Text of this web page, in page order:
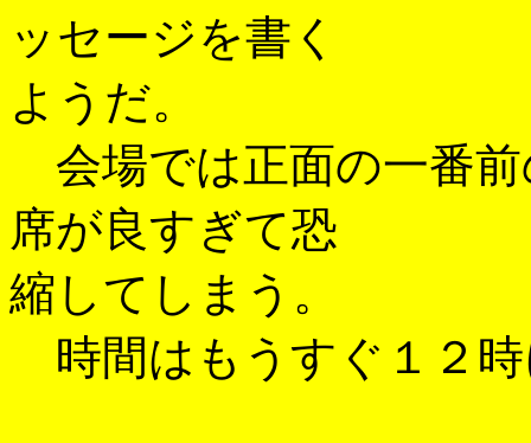
ッセージを書く
ようだ。
会場では正面の一番
席が良すぎて恐
縮してしまう。
時間はもうすぐ１２